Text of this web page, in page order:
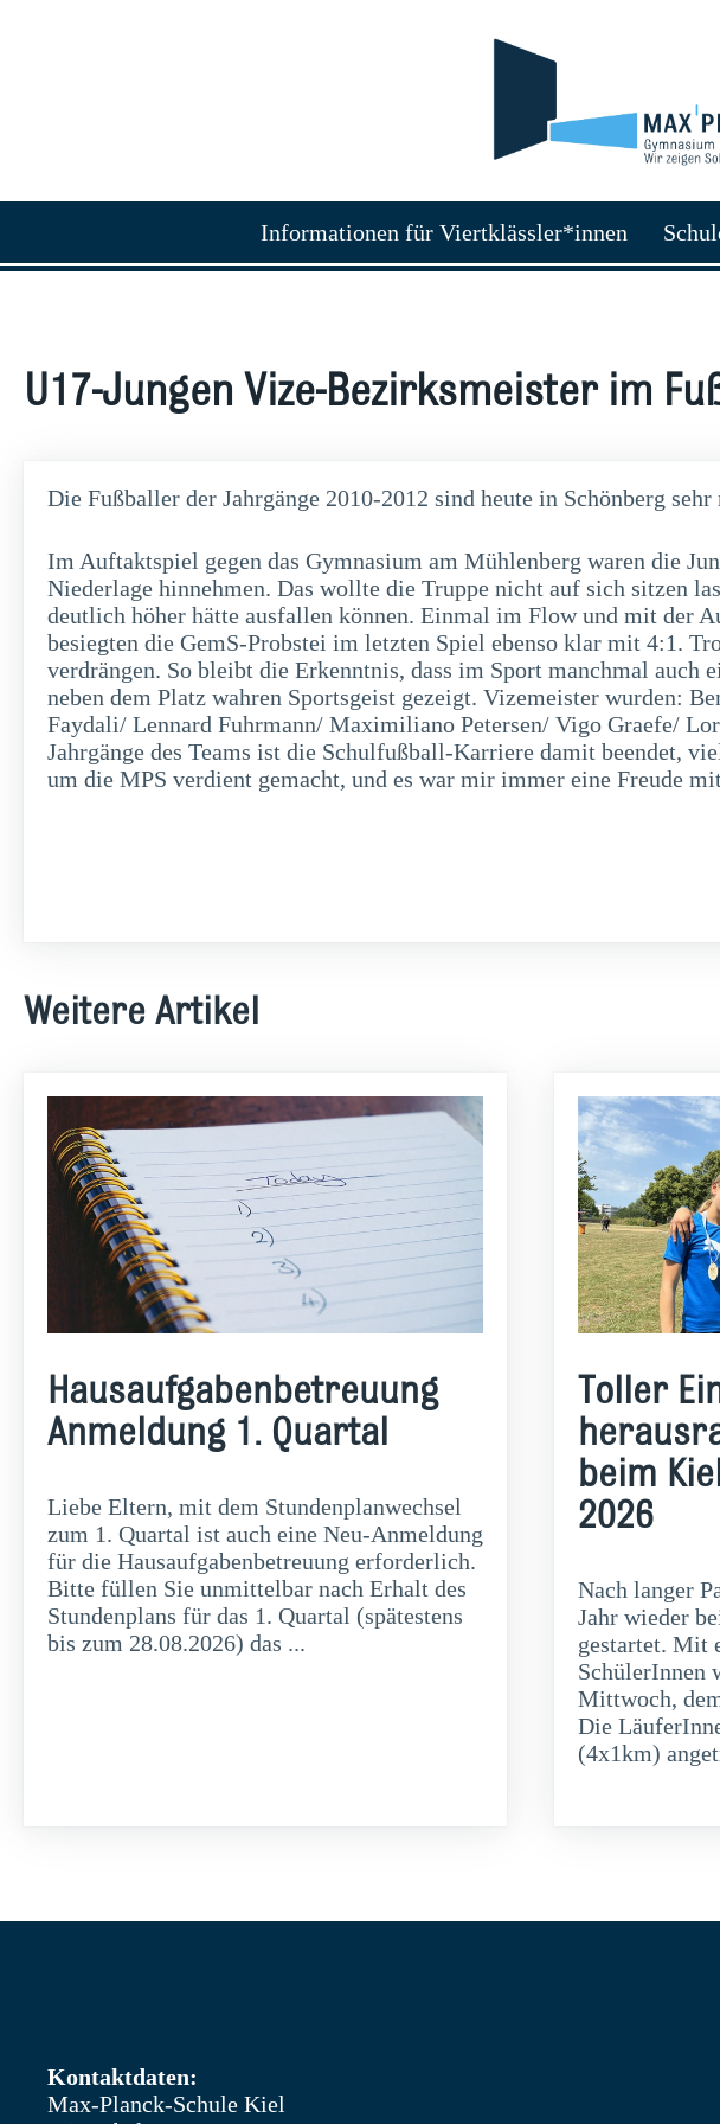
Informationen für Viertklässler*innen
U17-Jungen Vize-Bezirksmeister im
Die Fußballer der Jahrgänge 2010-2012 sind heute in Schönberg
Im Auftaktspiel gegen das Gymnasium am Mühlenberg waren die
Niederlage hinnehmen. Das wollte die Truppe nicht auf sich sitzen
deutlich höher hätte ausfallen können. Einmal im Flow und mit der
besiegten die GemS-Probstei im letzten Spiel ebenso klar mit 4:1.
verdrängen. So bleibt die Erkenntnis, dass im Sport manchmal auch
neben dem Platz wahren Sportsgeist gezeigt. Vizemeister wurden:
Faydali/ Lennard Fuhrmann/ Maximiliano Petersen/ Vigo Graefe/
Jahrgänge des Teams ist die Schulfußball-Karriere damit beendet,
um die MPS verdient gemacht, und es war mir immer eine Freude
Weitere Artikel
Hausaufgabenbetreuung
Anmeldung 1. Quartal
Liebe Eltern, mit dem Stundenplanwechsel
zum 1. Quartal ist auch eine Neu-Anmeldung
für die Hausaufgabenbetreuung erforderlich.
Bitte füllen Sie unmittelbar nach Erhalt des
Stundenplans für das 1. Quartal (spätestens
bis zum 28.08.2026) das ...
Toller
beim
2026
Nach langer
Jahr wieder
gestartet. Mit
SchülerInnen
Mittwoch,
Die
(4x1km)
Kontaktdaten:
Max-Planck-Schule Kiel